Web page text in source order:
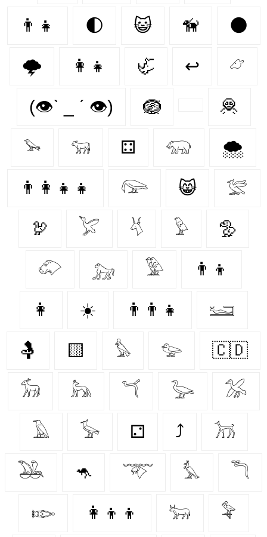
👨‍👧 🌓 😺 🦮 🌑
🌩️ 👩‍👧 🦏 ↩ 𓃿
(👁ˋ _ ˊ 👁) 🪺 🦧
𓅩 𓃔 ⚃ 𓃯 🌨️
👨‍👩‍👧‍👧 𓅼 😸 𓅛
🦃 𓅯 𓄃 𓅱 🦤
𓄁 𓃷 𓅳 👨‍👦
👩‍ ☀️ 👨‍👨‍👧 𓆒
🤱 🟨 𓅊 𓅰 🇨🇩
𓃘 𓃦 𓆔 𓅬 𓅮
𓄿 𓅚 ⚁ ⤴ 𓃡
𓅒 🦘 𓄅 𓅘 𓆕
𓆢 👩‍👦‍👦 𓃒 𓅝